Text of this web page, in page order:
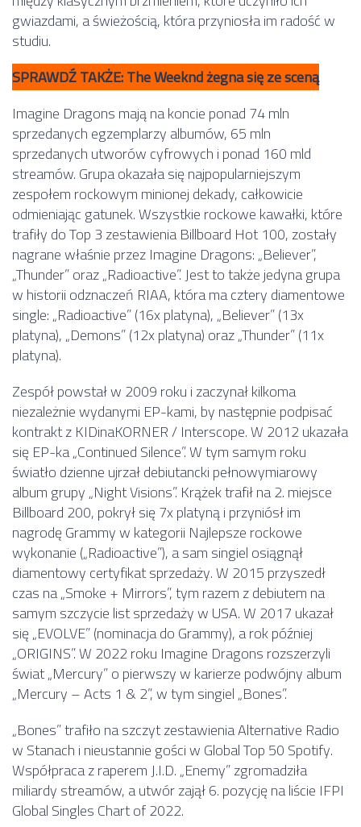
gwiazdami, a świeżością, która przyniosła im radość w
studiu.
SPRAWDŹ TAKŻE: The Weeknd żegna się ze sceną
Imagine Dragons mają na koncie ponad 74 mln
sprzedanych egzemplarzy albumów, 65 mln
sprzedanych utworów cyfrowych i ponad 160 mld
streamów. Grupa okazała się najpopularniejszym
zespołem rockowym minionej dekady, całkowicie
odmieniając gatunek. Wszystkie rockowe kawałki, które
trafiły do Top 3 zestawienia Billboard Hot 100, zostały
nagrane właśnie przez Imagine Dragons: „Believer”,
„Thunder” oraz „Radioactive”. Jest to także jedyna grupa
w historii odznaczeń RIAA, która ma cztery diamentowe
single: „Radioactive” (16x platyna), „Believer” (13x
platyna), „Demons” (12x platyna) oraz „Thunder” (11x
platyna).
Zespół powstał w 2009 roku i zaczynał kilkoma
niezależnie wydanymi EP-kami, by następnie podpisać
kontrakt z KIDinaKORNER / Interscope. W 2012 ukazała
się EP-ka „Continued Silence”. W tym samym roku
światło dzienne ujrzał debiutancki pełnowymiarowy
album grupy „Night Visions”. Krążek trafił na 2. miejsce
Billboard 200, pokrył się 7x platyną i przyniósł im
nagrodę Grammy w kategorii Najlepsze rockowe
wykonanie („Radioactive”), a sam singiel osiągnął
diamentowy certyfikat sprzedaży. W 2015 przyszedł
czas na „Smoke + Mirrors”, tym razem z debiutem na
samym szczycie list sprzedaży w USA. W 2017 ukazał
się „EVOLVE” (nominacja do Grammy), a rok później
„ORIGINS”. W 2022 roku Imagine Dragons rozszerzyli
świat „Mercury” o pierwszy w karierze podwójny album
„Mercury – Acts 1 & 2”, w tym singiel „Bones”.
„Bones” trafiło na szczyt zestawienia Alternative Radio
w Stanach i nieustannie gości w Global Top 50 Spotify.
Współpraca z raperem J.I.D. „Enemy” zgromadziła
miliardy streamów, a utwór zajął 6. pozycję na liście IFPI
Global Singles Chart of 2022.